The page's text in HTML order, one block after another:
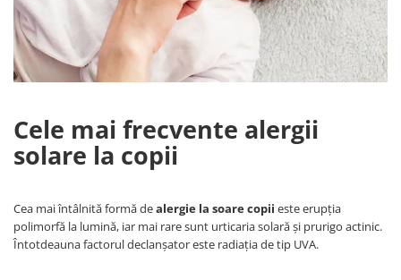
Produse Sub 50 Lei
Resigilate
Cele mai frecvente alergii
solare la copii
Cea mai întâlnită formă dealergie la soare copii este erupția
polimorfă la lumină, iar mai rare sunt urticaria solară și prurigo actinic.
Întotdeauna factorul declanșator este radiația de tip UVA.